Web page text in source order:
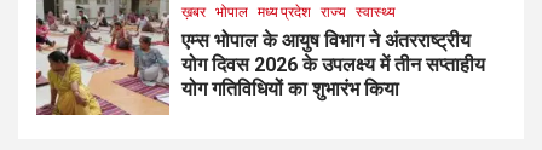
ख़बर भोपाल मध्य प्रदेश राज्य स्वास्थ्य
एम्स भोपाल के आयुष विभाग ने अंतरराष्ट्रीय
योग दिवस 2026 के उपलक्ष्य में तीन सप्ताहीय
योग गतिविधियों का शुभारंभ किया